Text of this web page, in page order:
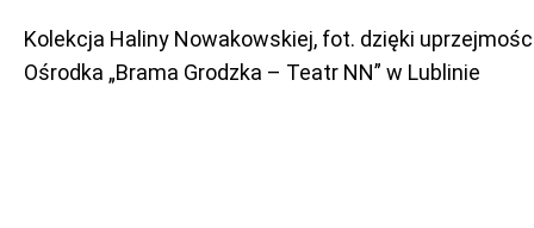
Kolekcja Haliny Nowakowskiej, fot. dzięki
Ośrodka „Brama Grodzka – Teatr NN” w Lublinie